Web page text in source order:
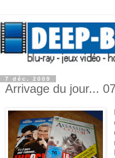
7 déc. 2009
Arrivage du jour...